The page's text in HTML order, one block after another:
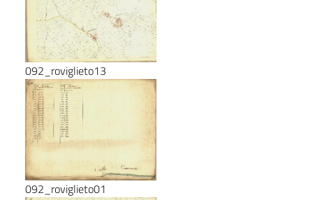
092_roviglieto13
092_roviglieto01